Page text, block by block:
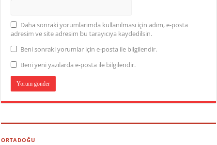
Daha sonraki yorumlarımda kullanılması için adım, e-posta
adresim ve site adresim bu tarayıcıya kaydedilsin.
Beni sonraki yorumlar için e-posta ile bilgilendir.
Beni yeni yazılarda e-posta ile bilgilendir.
ORTADOĞU